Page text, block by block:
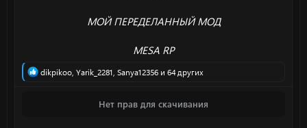
МОЙ ПЕРЕДЕЛАННЫЙ МОД
MESA RP
Р
dikpikoo, Yarik_2281, Sanya12356 и 64 других
Нет прав для скачивания